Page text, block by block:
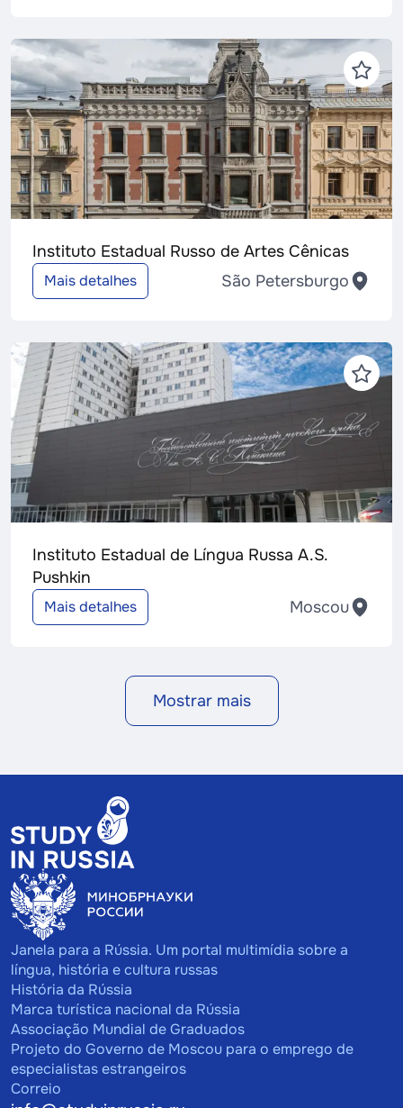
Instituto Estadual Russo de Artes Cênicas
Mais detalhes São Petersburgo
Instituto Estadual de Língua Russa A.S.
Pushkin
Mais detalhes Moscou
Mostrar mais
Janela para a Rússia. Um portal multimídia sobre a
língua, história e cultura russas
História da Rússia
Marca turística nacional da Rússia
Associação Mundial de Graduados
Projeto do Governo de Moscou para o emprego de
especialistas estrangeiros
Correio